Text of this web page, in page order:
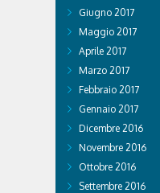
Giugno 2017
Maggio 2017
Aprile 2017
Marzo 2017
Febbraio 2017
Gennaio 2017
Dicembre 2016
Novembre 2016
Ottobre 2016
Settembre 2016